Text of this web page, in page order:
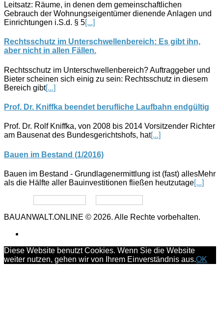
Leitsatz: Räume, in denen dem gemeinschaftlichen
Gebrauch der Wohnungseigentümer dienende Anlagen und
Einrichtungen i.S.d. § 5[...]
Rechtsschutz im Unterschwellenbereich: Es gibt ihn,
aber nicht in allen Fällen.
Rechtsschutz im Unterschwellenbereich? Auftraggeber und
Bieter scheinen sich einig zu sein: Rechtsschutz in diesem
Bereich gibt[...]
Prof. Dr. Kniffka beendet berufliche Laufbahn endgültig
Prof. Dr. Rolf Kniffka, von 2008 bis 2014 Vorsitzender Richter
am Bausenat des Bundesgerichtshofs, hat[...]
Bauen im Bestand (1/2016)
Bauen im Bestand - Grundlagenermittlung ist (fast) allesMehr
als die Hälfte aller Bauinvestitionen fließen heutzutage[...]
BAUANWALT.ONLINE © 2026. Alle Rechte vorbehalten.
Diese Website benutzt Cookies. Wenn Sie die Website
weiter nutzen, gehen wir von Ihrem Einverständnis aus.OK